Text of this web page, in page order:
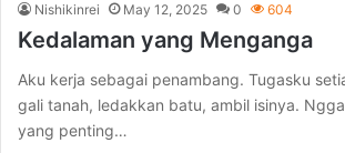
Nishikinrei May 12, 2025 0 604
Kedalaman yang Menganga
Aku kerja sebagai penambang. Tugasku
gali tanah, ledakkan batu, ambil isinya.
yang penting…